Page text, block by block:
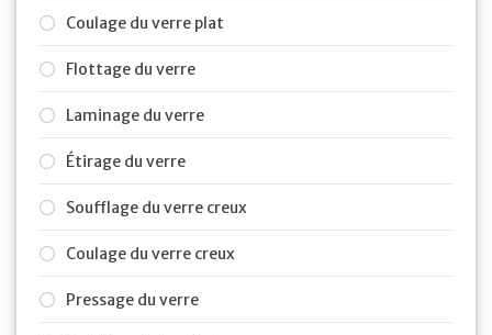
Coulage du verre plat
Flottage du verre
Laminage du verre
Étirage du verre
Soufflage du verre creux
Coulage du verre creux
Pressage du verre